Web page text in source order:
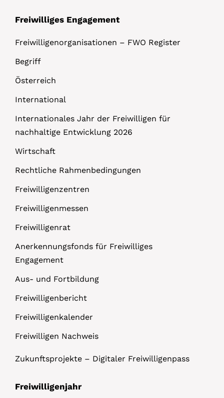
Freiwilliges Engagement
Freiwilligenorganisationen – FWO Register
Begriff
Österreich
International
Internationales Jahr der Freiwilligen für
nachhaltige Entwicklung 2026
Wirtschaft
Rechtliche Rahmenbedingungen
Freiwilligenzentren
Freiwilligenmessen
Freiwilligenrat
Anerkennungsfonds für Freiwilliges
Engagement
Aus- und Fortbildung
Freiwilligenbericht
Freiwilligenkalender
Freiwilligen Nachweis
Zukunftsprojekte – Digitaler Freiwilligenpass
Freiwilligenjahr